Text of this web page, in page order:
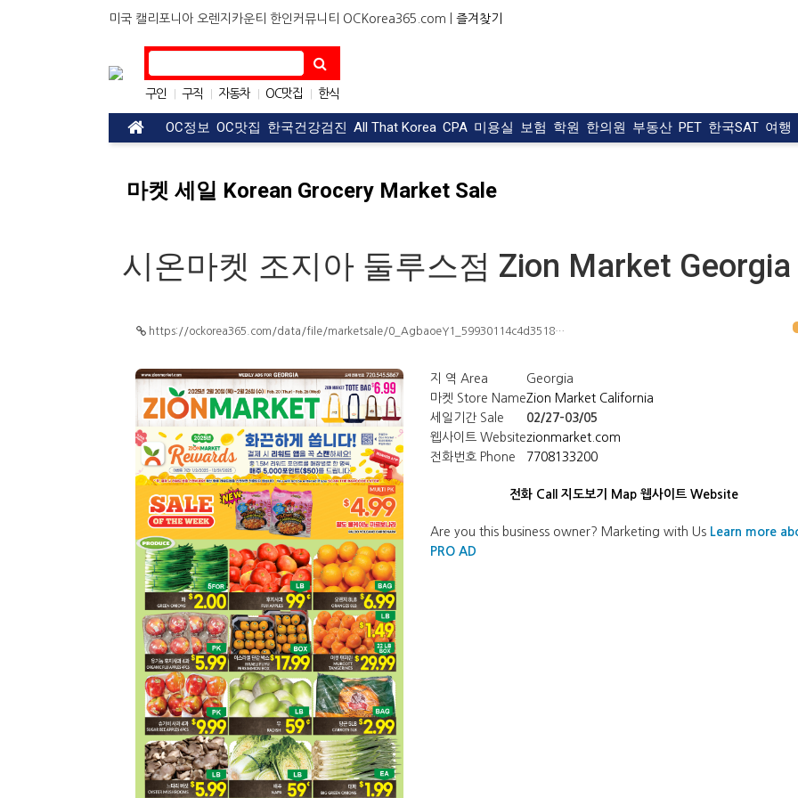
미국 캘리포니아 오렌지카운티 한인커뮤니티 OCKorea365.com | 즐겨찾기
구인 구직 자동차 OC맛집 한식
| 아파트
OC정보 OC맛집 한국건강검진 All That Korea CPA 미용실 보험 학원 한의원 부동산 PET 한국SAT 여행
마켓 세일 Korean Grocery Market Sale
시온마켓 조지아 둘루스점 Zion Market Georgia
https://ockorea365.com/data/file/marketsale/0_AgbaoeY1_59930114c4d3518…
지 역 Area
Georgia
마켓 Store NameZion Market California
세일기간 Sale
02/27-03/05
웹사이트 Websitezionmarket.com
전화번호 Phone
7708133200
전화 Call 지도보기 Map 웹사이트 Website
Are you this business owner? Marketing with Us Learn more
PRO AD